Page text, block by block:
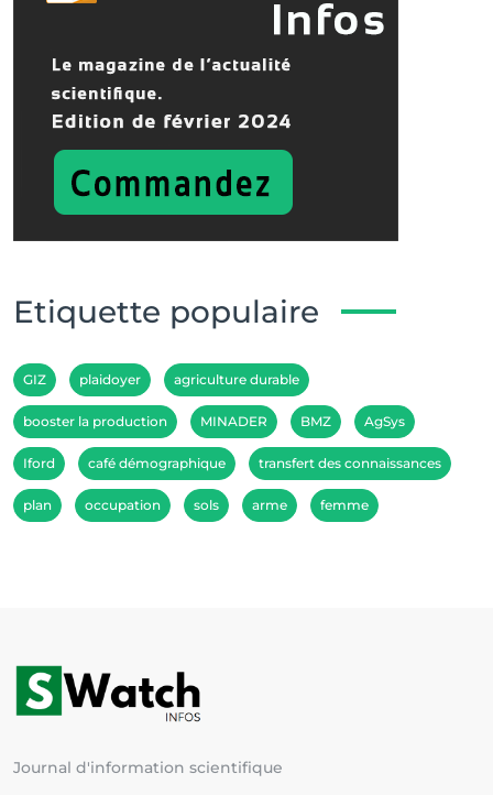
Etiquette populaire
GIZ plaidoyer agriculture durable
booster la production MINADER BMZ AgSys
Iford café démographique transfert des connaissances
plan occupation sols arme femme
Journal d'information scientifique